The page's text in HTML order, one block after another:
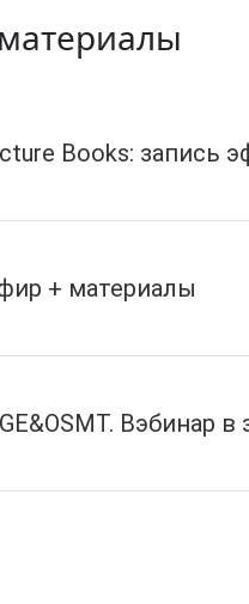
Books: запись
+ материалы
Вэбинар